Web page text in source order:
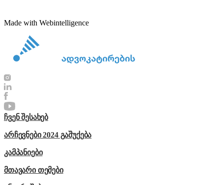
Made with Webintelligence
ჩვენ შესახებ
არჩევნები 2024 გაშუქება
კამპანიები
მთავარი თემები